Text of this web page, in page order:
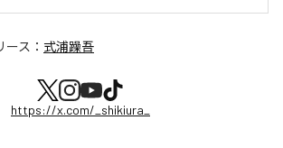
ス： 式浦躁吾
https://x.com/_shikiura_